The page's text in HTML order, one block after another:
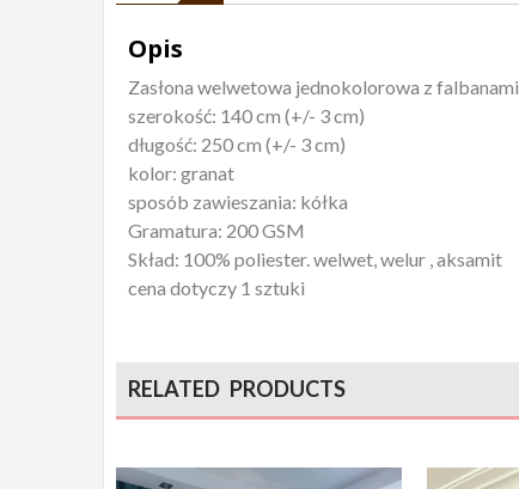
Opis
Zasłona welwetowa jednokolorowa z falbanami
szerokość: 140 cm (+/- 3 cm)
długość: 250 cm (+/- 3 cm)
kolor: granat
sposób zawieszania: kółka
Gramatura: 200 GSM
Skład: 100% poliester. welwet, welur , aksamit
cena dotyczy 1 sztuki
RELATED PRODUCTS